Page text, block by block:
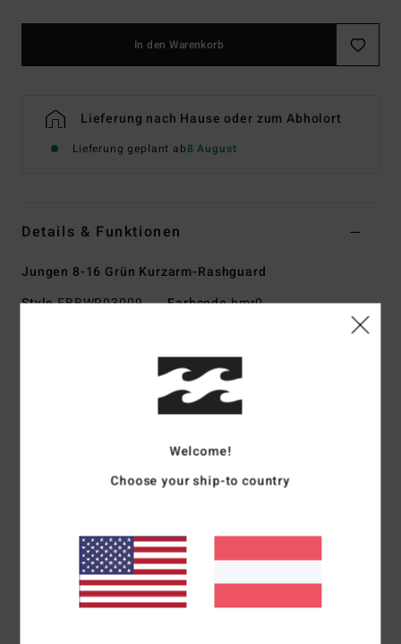
In den Warenkorb
Lieferung nach Hause oder zum Abholort
Lieferung geplant ab8 August
Details & Funktionen
Jungen 8-16 Grün Kurzarm-Rashguard
StyleEBBWR03009 Farbcodebmr0
Mischgewebe aus recyceltem Polyester und
UPF 50+ Sonnenschutz
Download der [Konformitätserklärung]
http://cdn.napali.app/static/global/certificates/LYCRAS/261-
EPI_type_I.pdf)
Zusammensetzung[Hauptstoff] 84 % recyceltes
Polyester, 16 % Elastan
Welcome!
Choose your ship-to country